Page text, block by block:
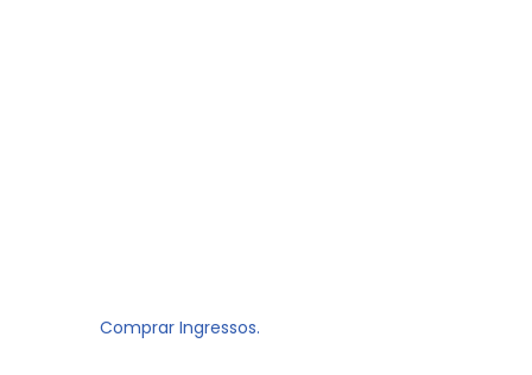
Comprar Ingressos.